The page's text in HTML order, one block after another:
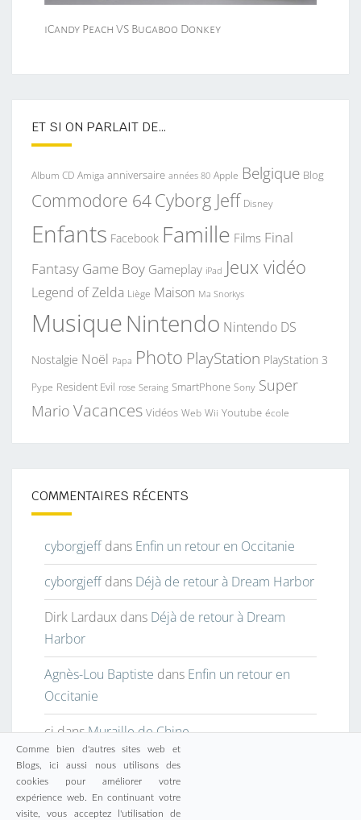
iCandy Peach VS Bugaboo Donkey
ET SI ON PARLAIT DE…
Album CD Amiga anniversaire années 80 Apple Belgique Blog
Commodore 64Cyborg Jeff Disney
Enfants Facebook Famille Films Final
Fantasy Game Boy Gameplay iPad Jeux vidéo
Legend of Zelda Liège Maison Ma Snorkys
MusiqueNintendo Nintendo DS
Nostalgie Noël Papa Photo PlayStation PlayStation 3
Pype Resident Evil rose Seraing SmartPhone Sony Super
Mario Vacances Vidéos Web Wii Youtube école
COMMENTAIRES RÉCENTS
cyborgjeffdans Enfin un retour en Occitanie
cyborgjeffdans Déjà de retour à Dream Harbor
Dirk Lardaux dans Déjà de retour à Dream
Harbor
Agnès-Lou Baptiste dans Enfin un retour en
Occitanie
cjdansMuraille de Chine
Comme bien d'autres sites web et
Blogs, ici aussi nous utilisons des
cookies pour améliorer votre
expérience web. En continuant votre
visite, vous acceptez l'utilisation de